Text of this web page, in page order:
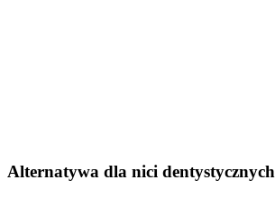
Alternatywa dla nici dentystycznych